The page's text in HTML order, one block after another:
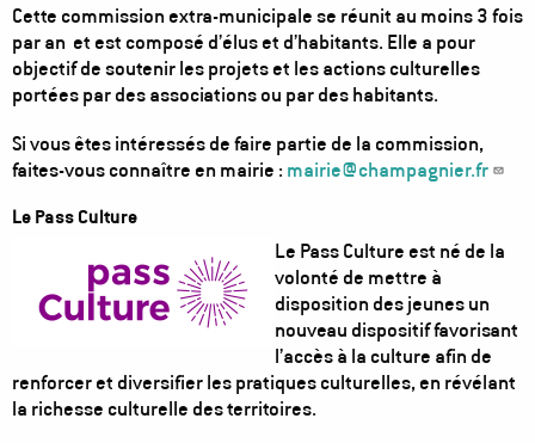
Cette commission extra-municipale se réunit au moins 3 fois
par an et est composé d’élus et d’habitants. Elle a pour
objectif de soutenir les projets et les actions culturelles
portées par des associations ou par des habitants.
Si vous êtes intéressés de faire partie de la commission,
faites-vous connaître en mairie : mairie@champagnier.fr
Le Pass Culture
Le Pass Culture est né de la
volonté de mettre à
disposition des jeunes un
nouveau dispositif favorisant
l’accès à la culture afin de
renforcer et diversifier les pratiques culturelles, en révélant
la richesse culturelle des territoires.